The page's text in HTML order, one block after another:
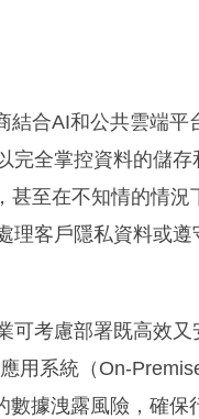
結合AI和公共雲端
完全掌控資料的儲
甚至在不知情的情
理客戶隱私資料或
可考慮部署既高效
用系統（On-
數據洩露風險，確